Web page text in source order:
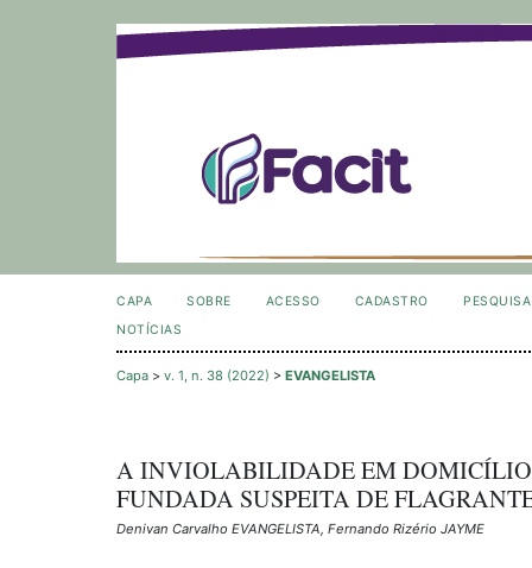
CAPA SOBRE ACESSO CADASTRO
PESQUISA
NOTÍCIAS
Capa > v. 1, n. 38 (2022) > EVANGELISTA
A INVIOLABILIDADE EM
FUNDADA SUSPEITA DE
Denivan Carvalho EVANGELISTA, Fernando Rizério JAYME